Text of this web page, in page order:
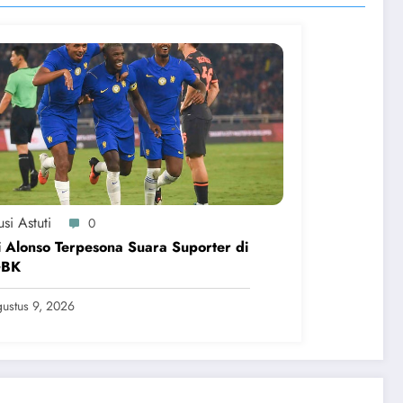
Astuti 0
Alonso Terpesona Suara Suporter di
9, 2026